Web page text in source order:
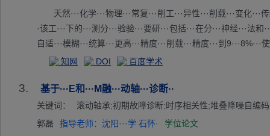
此···定子···故障···表示···。在···下,···主轴···能力···个邻···
·轴定···早期···路故···中具···的表···电主···系统···障诊···种替
天然···化学···物理···常复···削工···异性···削载···变化···
·该工···下的···测分···验验···要研···包括···在分···神经···法和
自适···模糊···统算···更高···精度···削载···精度···到9···8%···
·测模···究表···振动···征和···要素···为输···的模···精度···其
知网 DOI 百度学术
3. 基于···E和···M融···动轴···诊断··
关键词：
滚动轴承;初期故障诊断;时序相关性;堆叠降噪自编
郭磊
指导老师：沈阳···学 石怀·
学位论文